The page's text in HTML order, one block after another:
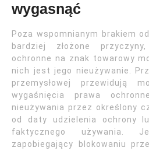
wygasnąć
Poza wspomnianym brakiem
bardziej złożone
ochronne na znak towarowy
nich jest jego nieużywanie.
przemysłowej przewidują
wygaśnięcia prawa
nieużywania przez określony
od daty udzielenia ochrony
faktycznego używania.
zapobiegający blokowaniu